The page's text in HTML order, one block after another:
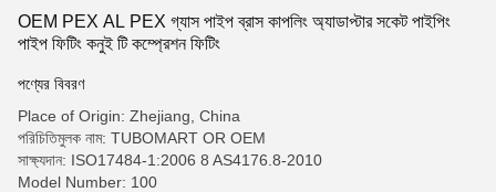
OEM PEX AL PEX গ্যাস পাইপ ব্রাস কাপলিং অ্যাডাপ্টার সকেট পাইপিং
পাইপ ফিটিং কনুই টি কম্প্রেশন ফিটিং
পণ্যের বিবরণ
Place of Origin: Zhejiang, China
পরিচিতিমুলক নাম: TUBOMART OR OEM
সাক্ষ্যদান: ISO17484-1:2006 8 AS4176.8-2010
Model Number: 100